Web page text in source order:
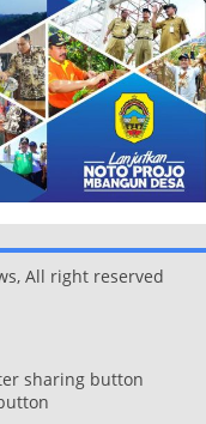
All right reserved